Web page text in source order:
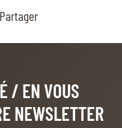
Partager
/ EN VOUS
NEWSLETTER